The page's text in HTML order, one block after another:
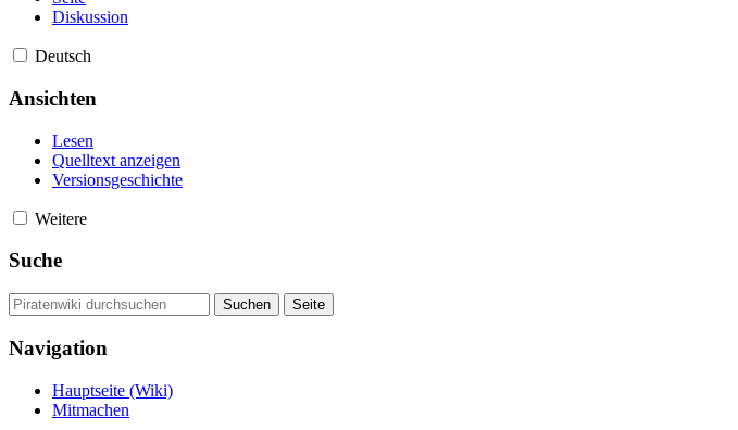
Diskussion
Deutsch
Ansichten
Lesen
Quelltext anzeigen
Versionsgeschichte
Weitere
Suche
Navigation
Hauptseite (Wiki)
Mitmachen